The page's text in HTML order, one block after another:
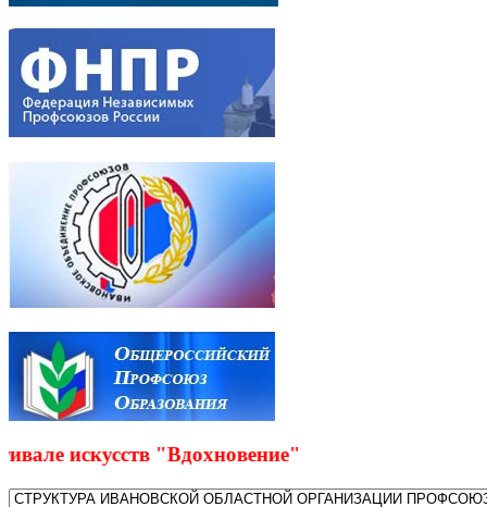
искусств "Вдохновение"